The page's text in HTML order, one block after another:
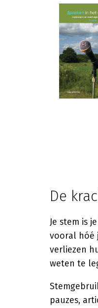
De
Je stem is
vooral hóé
verliezen
weten te
pauzes,